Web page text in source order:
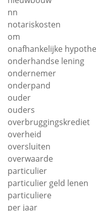
nn
notariskosten
om
onafhankelijke
onderhandse lening
ondernemer
onderpand
ouder
ouders
overbruggingskrediet
overheid
oversluiten
overwaarde
particulier
particulier geld lenen
particuliere
per jaar